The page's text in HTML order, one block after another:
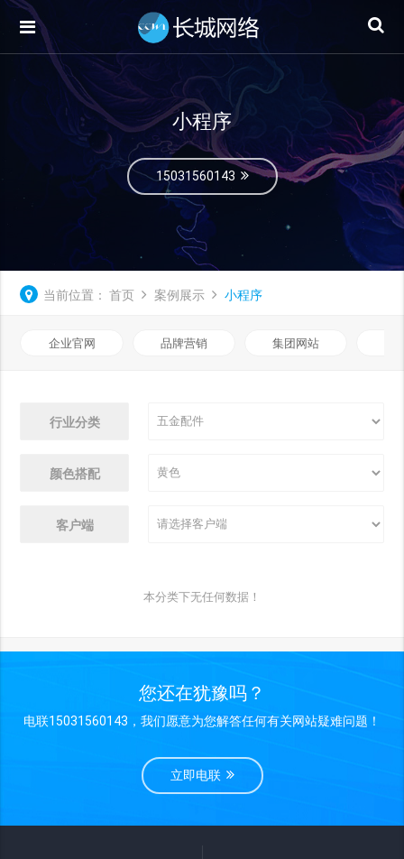
小程序
15031560143
当前位置： 首页 案例展示 小程序
企业官网 品牌营销 集团网站
行业分类
颜色搭配
客户端
本分类下无任何数据！
您还在犹豫吗？
电联15031560143，我们愿意为您解答任何有关网站疑难问题！
立即电联